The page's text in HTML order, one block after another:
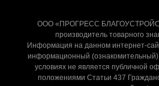
ООО «ПРОГРЕСС
производитель товарного
Информация на данном интернет-
информационный (ознакомительный)
условиях не является публичной
положениями Статьи 437